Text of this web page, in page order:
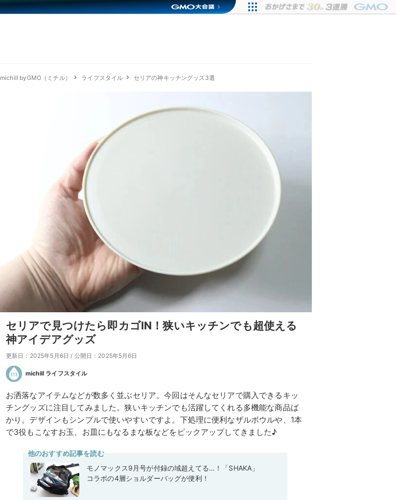
michill byGMO（ミチル） ライフスタイル セリアの神キッチングッズ3選
セリアで見つけたら即カゴIN！狭いキッチンでも超使える
神アイデアグッズ
更新日：2025年5月6日 / 公開日：2025年5月6日
michill ライフスタイル
お洒落なアイテムなどが数多く並ぶセリア。今回はそんなセリアで購入できるキッ
チングッズに注目してみました。狭いキッチンでも活躍してくれる多機能な商品ば
かり。デザインもシンプルで使いやすいですよ。下処理に便利なザルボウルや、1本
で3役もこなすお玉、お皿にもなるまな板などをピックアップしてきました♪
他のおすすめ記事を読む
モノマックス9月号が付録の域超えてる…！「SHAKA」
コラボの4層ショルダーバッグが便利！